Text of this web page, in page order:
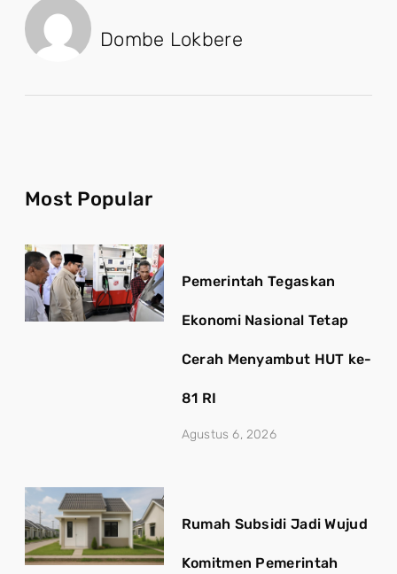
Dombe Lokbere
Most Popular
Pemerintah Tegaskan
Ekonomi Nasional Tetap
Cerah Menyambut HUT ke-
81 RI
Agustus 6, 2026
Rumah Subsidi Jadi Wujud
Komitmen Pemerintah